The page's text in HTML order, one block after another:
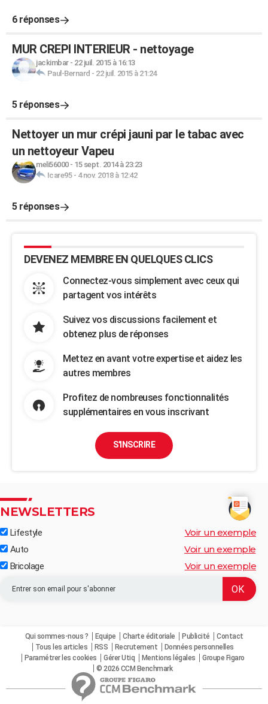
6 réponses
MUR CREPI INTERIEUR - nettoyage
jackimbar- 22 juil. 2015 à 16:13
Paul-Bernard - 22 juil. 2015 à 21:24
5 réponses
Nettoyer un mur crépi jauni par le tabac avec
un nettoyeur Vapeu
meli56000- 15 sept. 2014 à 23:23
Icare95- 4 nov. 2018 à 12:42
5 réponses
DEVENEZ MEMBRE EN QUELQUES CLICS
Connectez-vous simplement avec ceux qui
partagent vos intérêts
Suivez vos discussions facilement et
obtenez plus de réponses
Mettez en avant votre expertise et aidez les
autres membres
Profitez de nombreuses fonctionnalités
supplémentaires en vous inscrivant
S'INSCRIRE
NEWSLETTERS
Lifestyle Voir un exemple
Auto Voir un exemple
Bricolage Voir un exemple
Qui sommes-nous ? Equipe Charte éditoriale Publicité
Contact
Tous les articles
RSS Recrutement
Données personnelles
Paramétrer les cookies
Gérer Utiq Mentions légales
Groupe Figaro
© 2026 CCM Benchmark